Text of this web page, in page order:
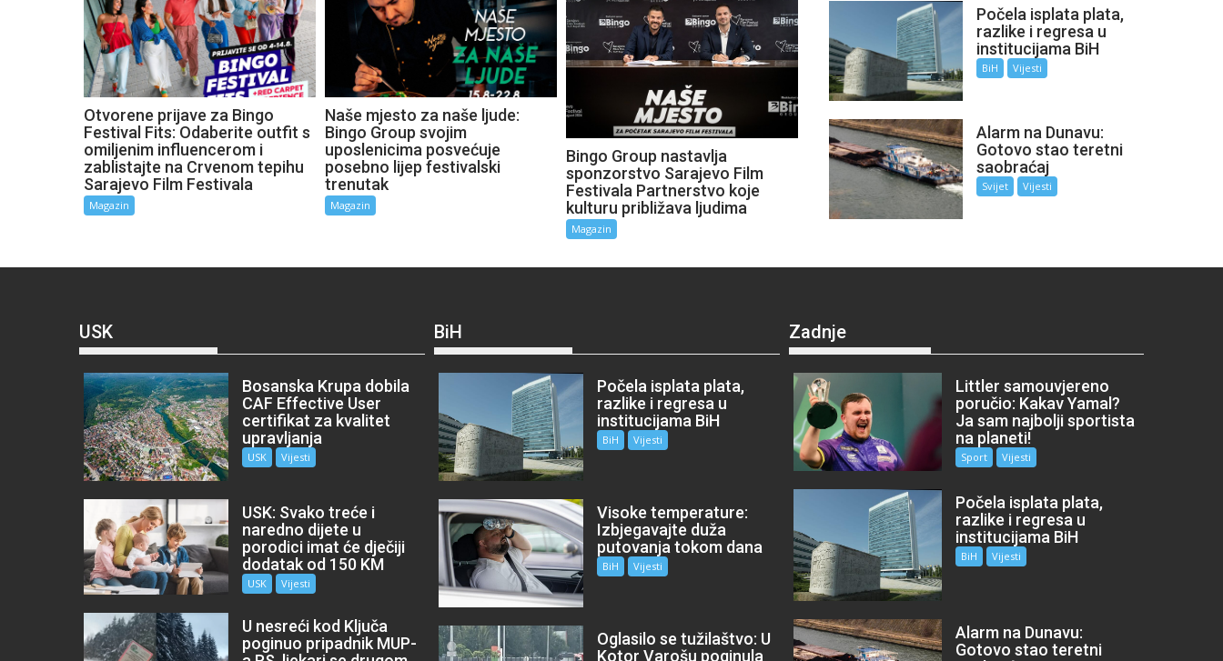
Otvorene prijave za Bingo
Festival Fits: Odaberite outfit s
omiljenim influencerom i
zablistajte na Crvenom tepihu
Sarajevo Film Festivala
Magazin
Naše mjesto za naše ljude:
Bingo Group svojim
uposlenicima posvećuje
posebno lijep festivalski
trenutak
Magazin
Bingo Group nastavlja
sponzorstvo Sarajevo Film
Festivala Partnerstvo koje
kulturu približava ljudima
Magazin
Počela isplata plata,
razlike i regresa u
institucijama BiH
BiH Vijesti
Alarm na Dunavu:
Gotovo stao teretni
saobraćaj
Svijet Vijesti
USK
Bosanska Krupa dobila
CAF Effective User
certifikat za kvalitet
upravljanja
USK Vijesti
USK: Svako treće i
naredno dijete u
porodici imat će dječiji
dodatak od 150 KM
USK Vijesti
U nesreći kod Ključa
poginuo pripadnik MUP-
BiH
Počela isplata plata,
razlike i regresa u
institucijama BiH
BiH Vijesti
Visoke temperature:
Izbjegavajte duža
putovanja tokom dana
BiH Vijesti
Oglasilo se tužilaštvo: U
Kotor Varošu poginula
Zadnje
Littler samouvjereno
poručio: Kakav Yamal?
Ja sam najbolji sportista
na planeti!
Sport Vijesti
Počela isplata plata,
razlike i regresa u
institucijama BiH
BiH Vijesti
Alarm na Dunavu:
Gotovo stao teretni